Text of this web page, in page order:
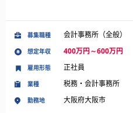
募集職種 会計事務所（全般）
想定年収 400万円～600万円
業種 税務・会計事務所
勤務地 大阪府大阪市
雇用形態 正社員